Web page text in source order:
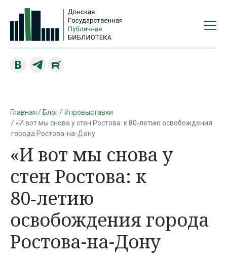
Главная Блог
#провыставки
«И вот мы снова у стен Ростова: к 80‑летию освобождения
города Ростова-на-Дону
«И вот мы снова у
стен Ростова: к
80‑летию
освобождения города
Ростова-на-Дону